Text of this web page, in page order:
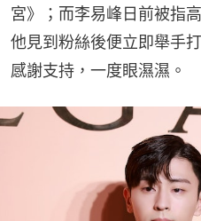
宮》；而李易峰日前被指
他見到粉絲後便立即舉手
感謝支持，一度眼濕濕。